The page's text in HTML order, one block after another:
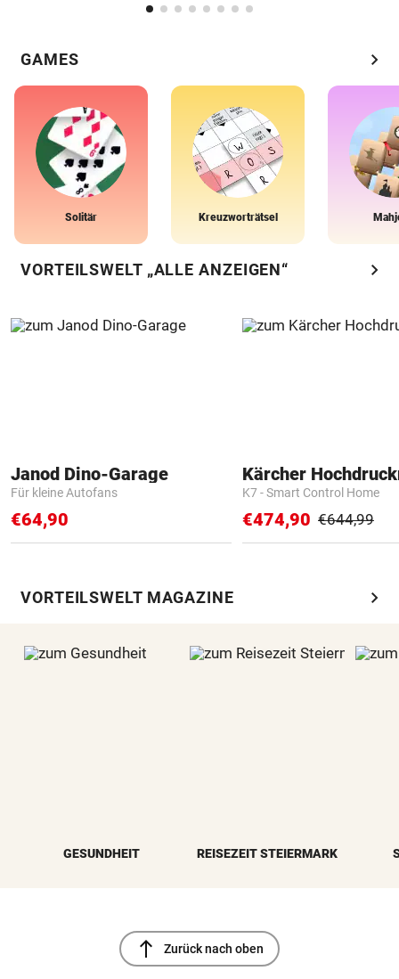
GAMES chevron_right
Solitär Kreuzworträtsel
VORTEILSWELT „ALLE ANZEIGEN“ chevron_right
Janod Dino-Garage
Für kleine Autofans
€64,90
Kärcher
K7 - Smart Control Home
€474,90 €644,99
VORTEILSWELT MAGAZINE chevron_right
GESUNDHEIT REISEZEIT STEIERMARK
north Zurück nach oben